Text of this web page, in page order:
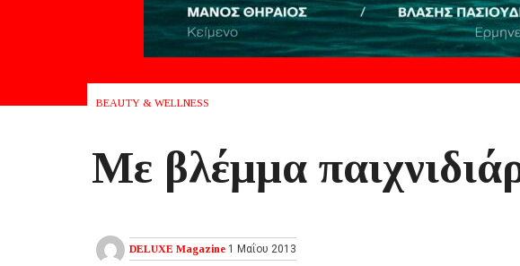
BEAUTY & WELLNESS
Mε βλέμμα
DELUXE Magazine 1 Μαΐου 2013